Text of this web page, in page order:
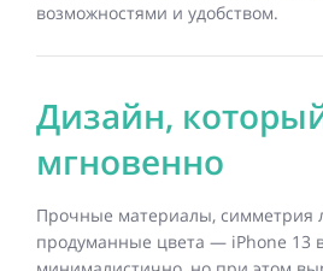
возможностями и удобством.
Дизайн,
мгновенно
Прочные материалы, симметрия
продуманные цвета — iPhone 13